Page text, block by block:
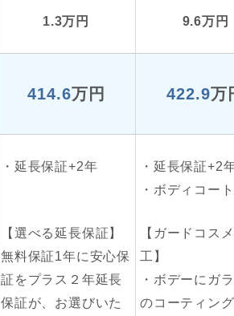
1.3万円 9.6万円
414.6万円 422.9万
延長保証+2年
延長保証+2
ボディコート
【選べる延長保証】
無料保証1年に安心保
証をプラス２年延長
保証が、お選びいた
【ガードコス
工】
・ボデーにガ
のコーティン